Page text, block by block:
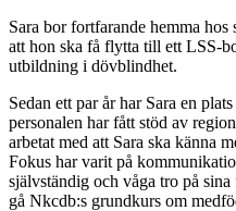
Sara bor fortfarande hemma
att hon ska få flytta till ett LSS-
utbildning i dövblindhet.
Sedan ett par år har Sara en
personalen har fått stöd av
arbetat med att Sara ska känna
Fokus har varit på
självständig och våga tro på
gå Nkcdb:s grundkurs om